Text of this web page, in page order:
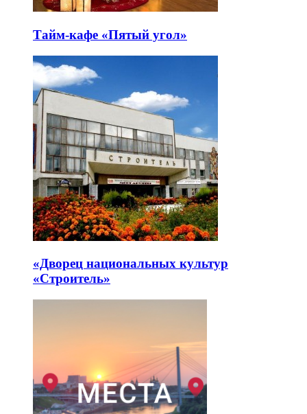
Тайм-кафе «Пятый угол»
«Дворец национальных культур
«Строитель»